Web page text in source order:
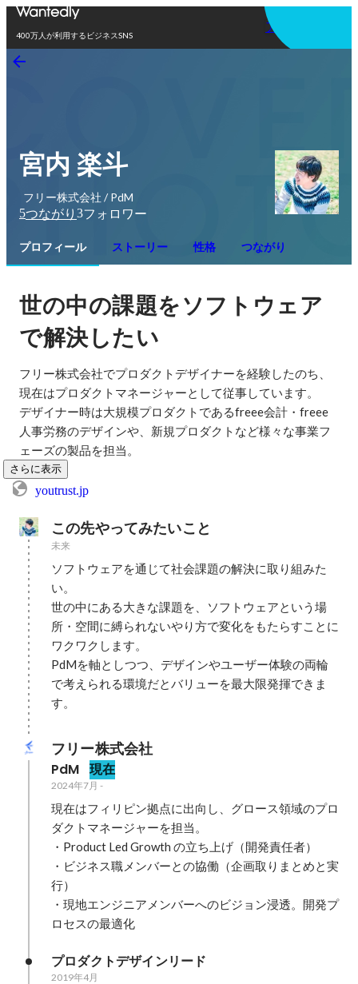
400万人が利用するビジネスSNS
アプリを使う
宮内 楽斗
フリー株式会社 / PdM
5つながり 3フォロワー
プロフィール ストーリー 性格 つながり
世の中の課題をソフトウェア
で解決したい
フリー株式会社でプロダクトデザイナーを経験したのち、
現在はプロダクトマネージャーとして従事しています。
デザイナー時は大規模プロダクトであるfreee会計・freee
人事労務のデザインや、新規プロダクトなど様々な事業フ
ェーズの製品を担当。
さらに表示
youtrust.jp
この先やってみたいこと
未来
ソフトウェアを通じて社会課題の解決に取り組みた
い。
世の中にある大きな課題を、ソフトウェアという場
所・空間に縛られないやり方で変化をもたらすことに
ワクワクします。
PdMを軸としつつ、デザインやユーザー体験の両輪
で考えられる環境だとバリューを最大限発揮できま
す。
フリー株式会社
PdM 現在
2024年7月 -
現在はフィリピン拠点に出向し、グロース領域のプロ
ダクトマネージャーを担当。
・Product Led Growth の立ち上げ（開発責任者）
・ビジネス職メンバーとの協働（企画取りまとめと実
行）
・現地エンジニアメンバーへのビジョン浸透。開発プ
ロセスの最適化
プロダクトデザインリード
2019年4月